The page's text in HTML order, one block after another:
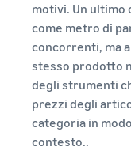
motivi. Un ultimo
come metro di
concorrenti, ma
stesso prodotto
degli strumenti
prezzi degli
categoria in
contesto..